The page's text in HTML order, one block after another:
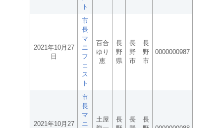
ト
2021年10月27
日
市
長
マ
ニ
フ
ェ
ス
ト
百合
ゆり
恵
長
野
県
長
野
市
長
野
市
0000000987
2021年10月27
市
長
マ
ニ
土屋
長
長
長